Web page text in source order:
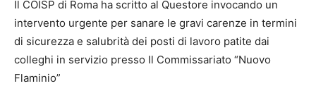
Il COISP di Roma ha scritto al Questore invocando un
intervento urgente per sanare le gravi carenze in termini
di sicurezza e salubrità dei posti di lavoro patite dai
colleghi in servizio presso Il Commissariato “Nuovo
Flaminio”